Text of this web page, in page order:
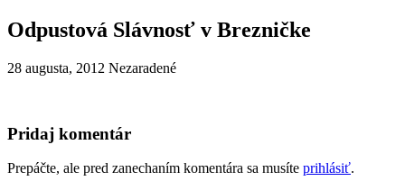
Odpustová Slávnosť v Brezničke
28 augusta, 2012 Nezaradené
Pridaj komentár
Prepáčte, ale pred zanechaním komentára sa musíte prihlásiť.